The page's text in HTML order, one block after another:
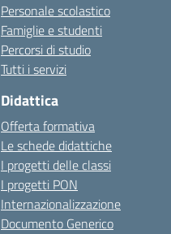
Personale scolastico
Famiglie e studenti
Percorsi di studio
Tutti i servizi
Didattica
Offerta formativa
Le schede didattiche
I progetti delle classi
I progetti PON
Internazionalizzazione
Documento Generico